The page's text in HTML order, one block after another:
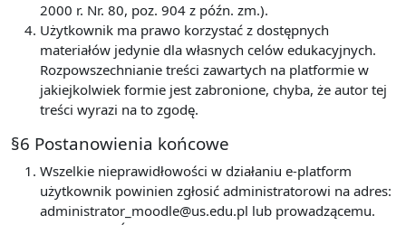
2000 r. Nr. 80, poz. 904 z późn. zm.).
Użytkownik ma prawo korzystać z dostępnych
materiałów jedynie dla własnych celów edukacyjnych.
Rozpowszechnianie treści zawartych na platformie w
jakiejkolwiek formie jest zabronione, chyba, że autor tej
treści wyrazi na to zgodę.
§6 Postanowienia końcowe
Wszelkie nieprawidłowości w działaniu e-platform
użytkownik powinien zgłosić administratorowi na adres:
administrator_moodle@us.edu.pl lub prowadzącemu.